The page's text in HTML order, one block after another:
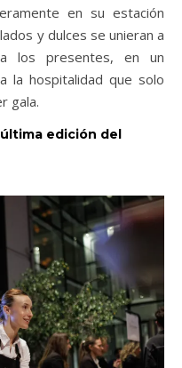
en su estación
y dulces se unieran a
los presentes, en un
la hospitalidad que solo
gala.
edición del